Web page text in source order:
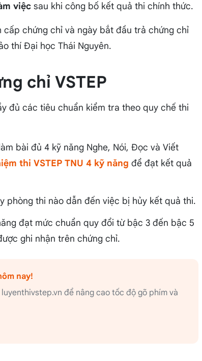
việcsau khi công bố kết quả thi chính thức.
chứng chỉ và ngày bắt đầu trả chứng chỉ
thí Đại học Thái Nguyên.
chỉ VSTEP
đủ các tiêu chuẩn kiểm tra theo quy chế thi
bài đủ 4 kỹ năng Nghe, Nói, Đọc và Viết
thi VSTEP TNU 4 kỹ năng để đạt kết quả
phòng thi nào dẫn đến việc bị hủy kết quả thi.
đạt mức chuẩn quy đổi từ bậc 3 đến bậc 5
ghi nhận trên chứng chỉ.
nay!
để nâng cao tốc độ gõ phím và